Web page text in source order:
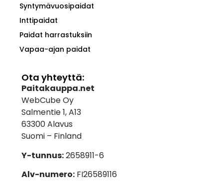
Syntymävuosipaidat
Inttipaidat
Paidat harrastuksiin
Vapaa-ajan paidat
Ota yhteyttä:
Paitakauppa.net
WebCube Oy
Salmentie 1, A13
63300 Alavus
Suomi – Finland
Y-tunnus:2658911-6
Alv-numero:FI26589116